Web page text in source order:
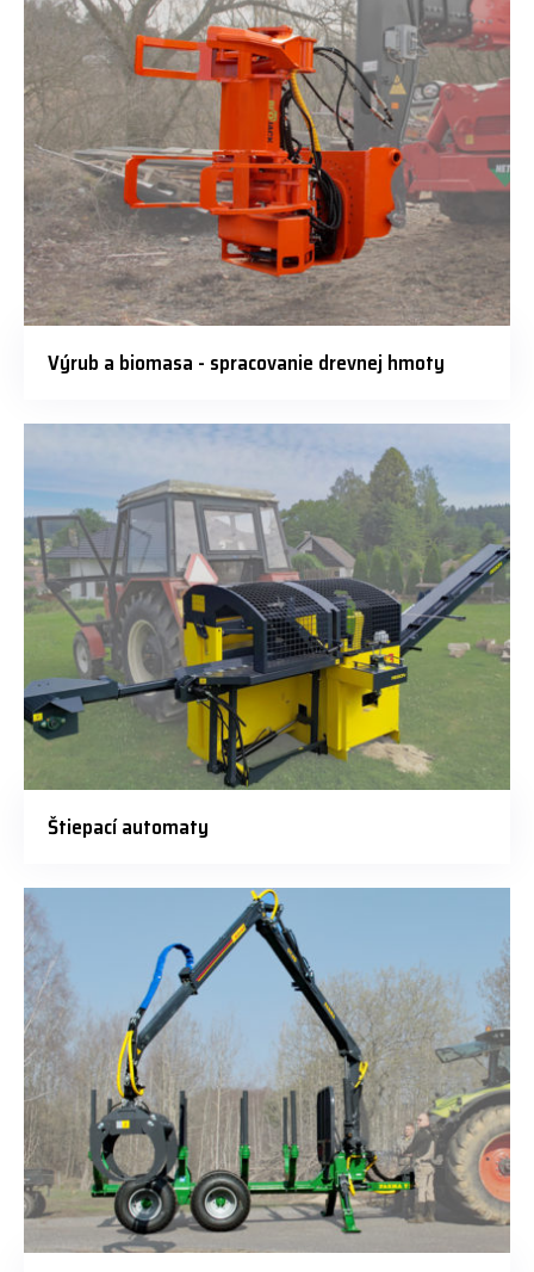
Výrub a biomasa - spracovanie drevnej hmoty
Štiepací automaty